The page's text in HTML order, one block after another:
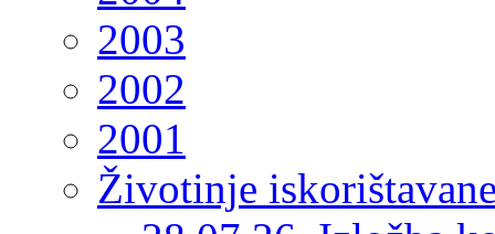
2003
2002
2001
Životinje